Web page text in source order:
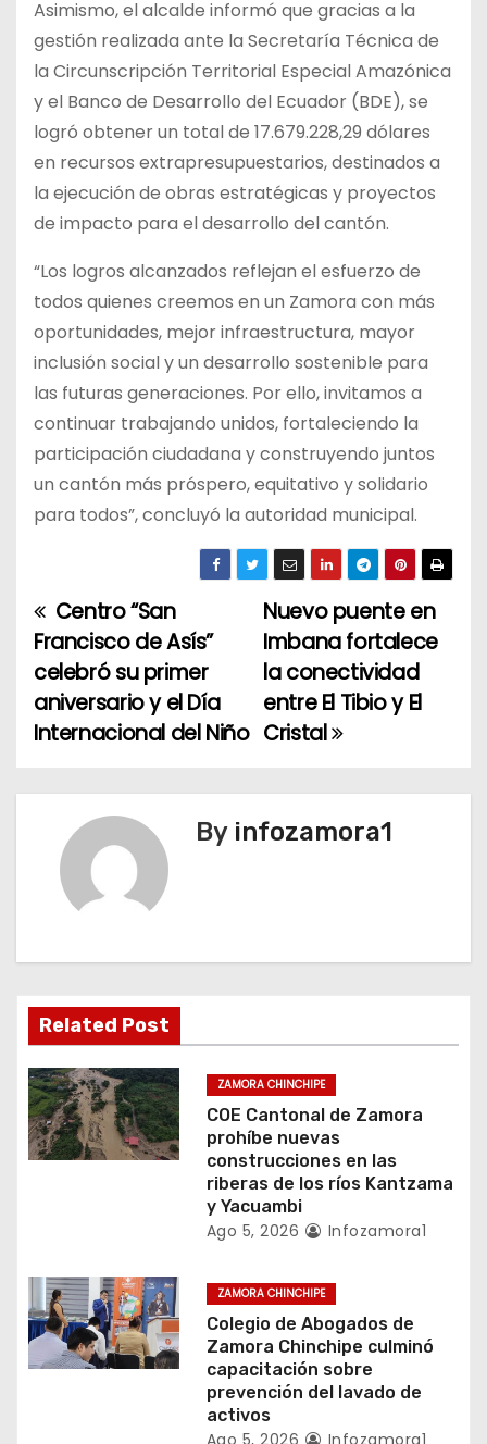
Asimismo, el alcalde informó que gracias a la
gestión realizada ante la Secretaría Técnica de
la Circunscripción Territorial Especial Amazónica
y el Banco de Desarrollo del Ecuador (BDE), se
logró obtener un total de 17.679.228,29 dólares
en recursos extrapresupuestarios, destinados a
la ejecución de obras estratégicas y proyectos
de impacto para el desarrollo del cantón.
“Los logros alcanzados reflejan el esfuerzo de
todos quienes creemos en un Zamora con más
oportunidades, mejor infraestructura, mayor
inclusión social y un desarrollo sostenible para
las futuras generaciones. Por ello, invitamos a
continuar trabajando unidos, fortaleciendo la
participación ciudadana y construyendo juntos
un cantón más próspero, equitativo y solidario
para todos”, concluyó la autoridad municipal.
N
a
v
g
n
d
e
e
r
a
Nuevo puente en
Imbana fortalece
la conectividad
entre El Tibio y El
Cristal
Centro “San
Francisco de Asís”
celebró su primer
aniversario y el Día
Internacional del Niño
By infozamora1
Related Post
ZAMORA CHINCHIPE
COE Cantonal de Zamora
prohíbe nuevas
construcciones en las
riberas de los ríos Kantzama
y Yacuambi
Ago 5, 2026 Infozamora1
ZAMORA CHINCHIPE
Colegio de Abogados de
Zamora Chinchipe culminó
capacitación sobre
prevención del lavado de
activos
Ago 5, 2026 Infozamora1